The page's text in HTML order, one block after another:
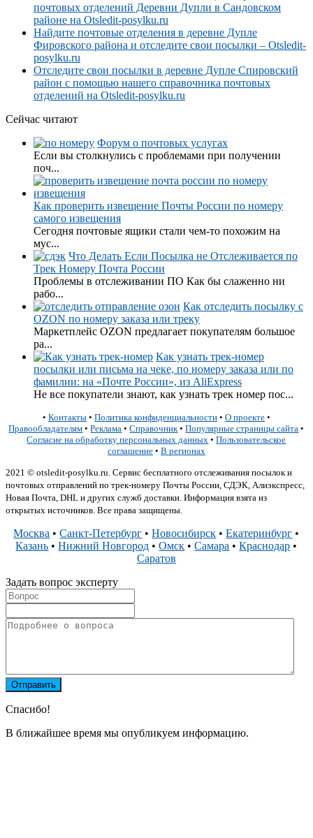
почтовых отделений Деревни Дупли в Сандовском
районе на Otsledit-posylku.ru
Найдите почтовые отделения в деревне Дупле
Фировского района и отследите свои посылки – Otsledit-
posylku.ru
Отследите свои посылки в деревне Дупле Спировский
район с помощью нашего справочника почтовых
отделений на Otsledit-posylku.ru
Сейчас читают
Форум о почтовых услугах
Если вы столкнулись с проблемами при получении
поч...
Как проверить извещение Почты России по номеру
самого извещения
Сегодня почтовые ящики стали чем-то похожим на
мус...
Что Делать Если Посылка не Отслеживается по
Трек Номеру Почта России
Проблемы в отслеживании ПО Как бы слаженно ни
рабо...
Как отследить посылку с
OZON по номеру заказа или треку
Маркетплейс OZON предлагает покупателям большое
ра...
Как узнать трек-номер
посылки или письма на чеке, по номеру заказа или по
фамилии: на «Почте России», из AliExpress
Не все покупатели знают, как узнать трек номер пос...
• Контакты • Политика конфиденциальности • О проекте •
Правообладателям •Реклама •Справочник •Популярные страницы сайта •
Согласие на обработку персональных данных •Пользовательское
соглашение • В регионах
2021 © otsledit-posylku.ru. Сервис бесплатного отслеживания посылок и
почтовых отправлений по трек-номеру Почты России, СДЭК, Алиэкспресс,
Новая Почта, DHL и других служб доставки. Информация взята из
открытых источников. Все права защищены.
Москва •Санкт-Петербург •Новосибирск •Екатеринбург •
Казань •Нижний Новгород •Омск •Самара •Краснодар •
Саратов
Задать вопрос эксперту
Спасибо!
В ближайшее время мы опубликуем информацию.